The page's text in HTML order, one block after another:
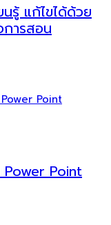
รู้ แก้ไขได้ด้วย
ารสอน
Power Point